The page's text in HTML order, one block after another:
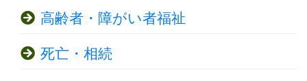
高齢者・障がい者福祉
死亡・相続